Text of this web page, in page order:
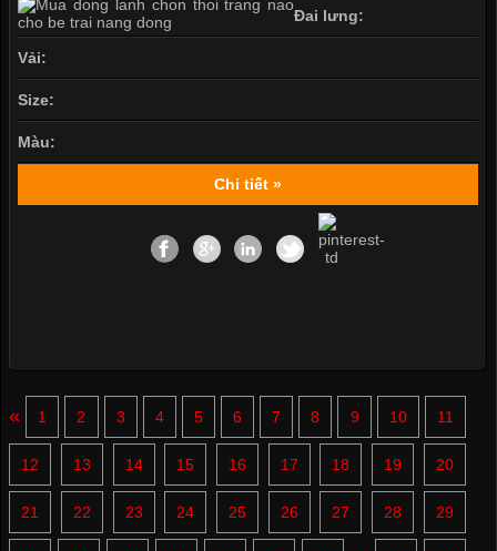
Đai lưng:
Vải:
Size:
Màu:
Chi tiết »
« 1 2 3 4 5 6 7 8 9 10 11
12 13 14 15 16 17 18 19 20
21 22 23 24 25 26 27 28 29